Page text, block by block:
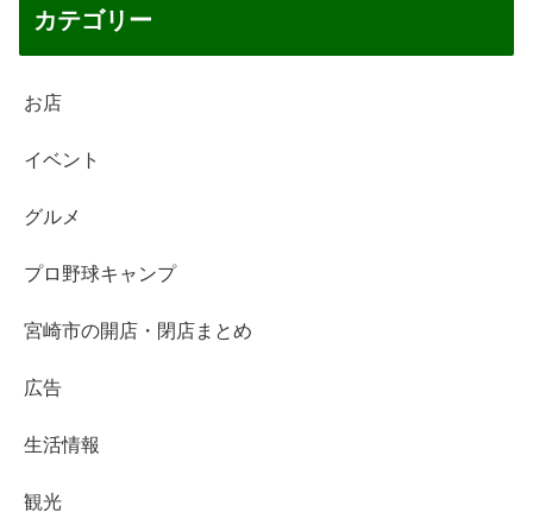
カテゴリー
お店
イベント
グルメ
プロ野球キャンプ
宮崎市の開店・閉店まとめ
広告
生活情報
観光